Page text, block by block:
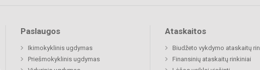
Paslaugos
Ikimokyklinis ugdymas
Priešmokyklinis ugdymas
Ataskaitos
Biudžeto vykdymo ataskaitų
Finansinių ataskaitų rinkiniai